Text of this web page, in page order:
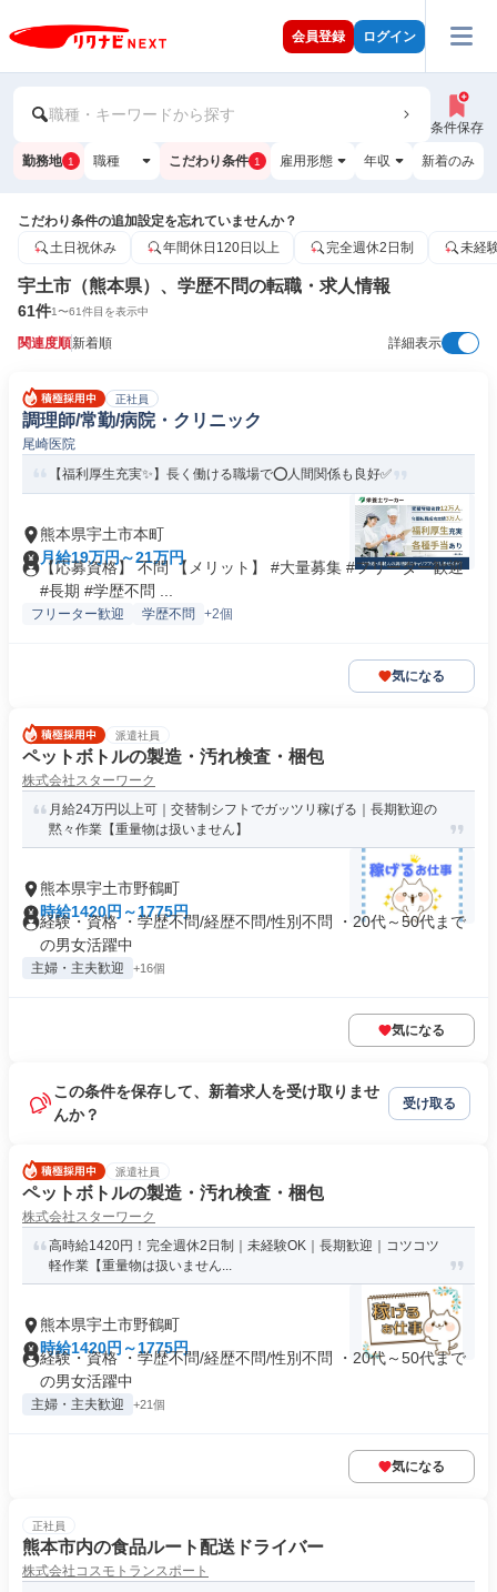
会員登録 ログイン
職種・キーワードから探す
条件保存
勤務地 1 職種 こだわり条件 1 雇用形態 年収 新着のみ
こだわり条件の追加設定を忘れていませんか？
土日祝休み
年間休日120日以上 完全週休2日制 未経
宇土市（熊本県）、学歴不問の転職・求人情報
61件1〜61件目を表示中
関連度順新着順 詳細表示
正社員
調理師/常勤/病院・クリニック
尾崎医院
【福利厚生充実✨】長く働ける職場で⭕️人間関係も良好✅️
熊本県宇土市本町
月給19万円～21万円
【応募資格】 不問 【メリット】 #大量募集 #フリーター歓迎
#長期 #学歴不問 ...
フリーター歓迎 学歴不問 +2個
気になる
派遣社員
ペットボトルの製造・汚れ検査・梱包
株式会社スターワーク
月給24万円以上可｜交替制シフトでガッツリ稼げる｜長期歓迎の
黙々作業【重量物は扱いません】
熊本県宇土市野鶴町
時給1420円～1775円
経験・資格 ・学歴不問/経歴不問/性別不問 ・20代～50代まで
の男女活躍中
主婦・主夫歓迎 +16個
気になる
この条件を保存して、新着求人を受け取りませ
んか？
受け取る
派遣社員
ペットボトルの製造・汚れ検査・梱包
株式会社スターワーク
高時給1420円！完全週休2日制｜未経験OK｜長期歓迎｜コツコツ
軽作業【重量物は扱いません...
熊本県宇土市野鶴町
時給1420円～1775円
経験・資格 ・学歴不問/経歴不問/性別不問 ・20代～50代まで
の男女活躍中
主婦・主夫歓迎 +21個
気になる
正社員
熊本市内の食品ルート配送ドライバー
株式会社コスモトランスポート